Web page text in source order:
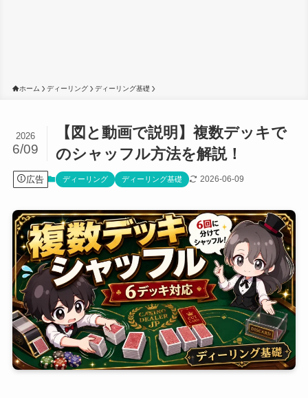
ホーム ディーリング ディーリング基礎
【図と動画で説明】複数デッキで
のシャッフル方法を解説！
2026
6/09
広告 ディーリング ディーリング基礎 2026-06-09